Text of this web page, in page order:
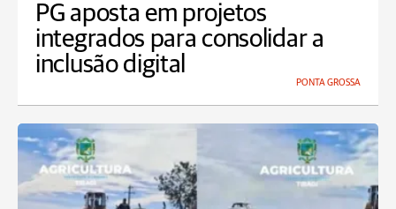
PG aposta em projetos
integrados para consolidar a
inclusão digital
PONTA GROSSA